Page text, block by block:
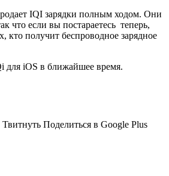
IQI зарядки полным ходом. Они
что если вы постараетесь теперь,
кто получит беспроводное зарядное
для iOS в ближайшее время.
Поделиться в Google Plus